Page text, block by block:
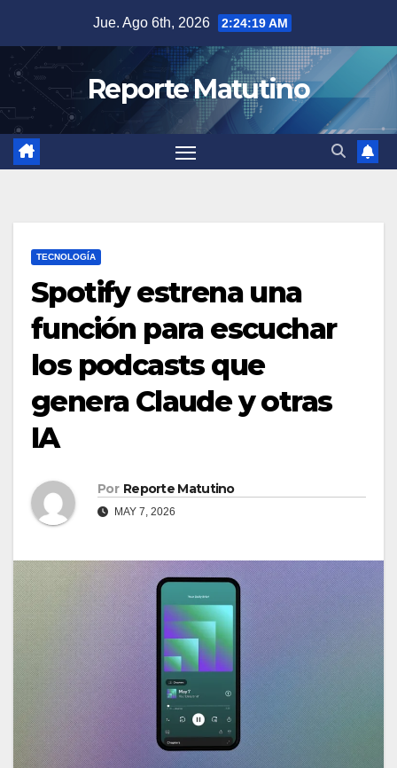
contenido
Jue. Ago 6th, 2026 2:24:20 AM
Reporte Matutino
TECNOLOGÍA
Spotify estrena una
función para escuchar
los podcasts que
genera Claude y otras
IA
Por Reporte Matutino
MAY 7, 2026